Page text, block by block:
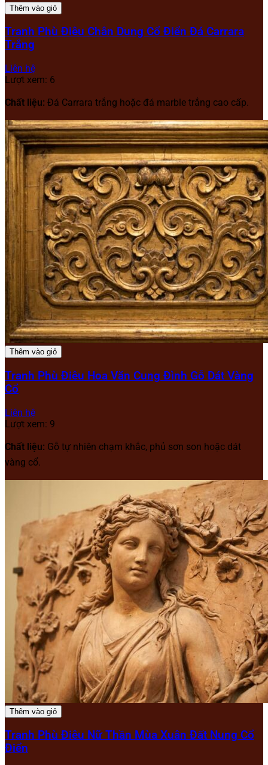
Thêm vào giỏ
Tranh Phù Điêu Chân Dung Cổ Điển Đá Carrara
Trắng
Liên hệ
Lượt xem: 6
Chất liệu: Đá Carrara trắng hoặc đá marble trắng cao cấp.
Thêm vào giỏ
Tranh Phù Điêu Hoa Văn Cung Đình Gỗ Dát Vàng
Cổ
Liên hệ
Lượt xem: 9
Chất liệu: Gỗ tự nhiên chạm khắc, phủ sơn son hoặc dát
vàng cổ.
Thêm vào giỏ
Tranh Phù Điêu Nữ Thần Mùa Xuân Đất Nung Cổ
Điển